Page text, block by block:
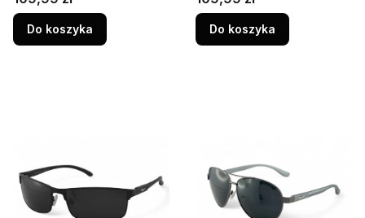
AERO PRM-V01 C4 –
polaryzacja HD, UV400,
niebieskie lustrzanki
Do koszyka
AERO PRM-V18 C1 –
czarne, polaryzacja HD,
UV400
Do koszyka